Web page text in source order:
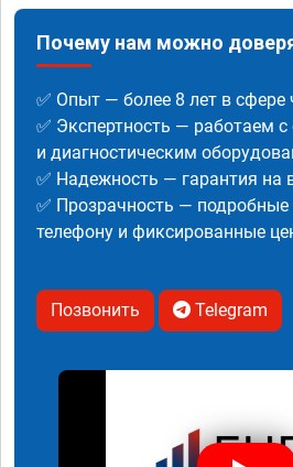
Почему нам можно
✅ Опыт — более 8 лет в сфере
✅ Экспертность — работаем
и диагностическим
✅ Надежность — гарантия на
✅ Прозрачность — подробные
телефону и фиксированные
Позвонить Telegram